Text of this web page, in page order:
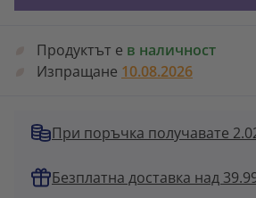
Продуктът е в наличност
Изпращане 10.08.2026
При поръчка получавате
Безплатна доставка над